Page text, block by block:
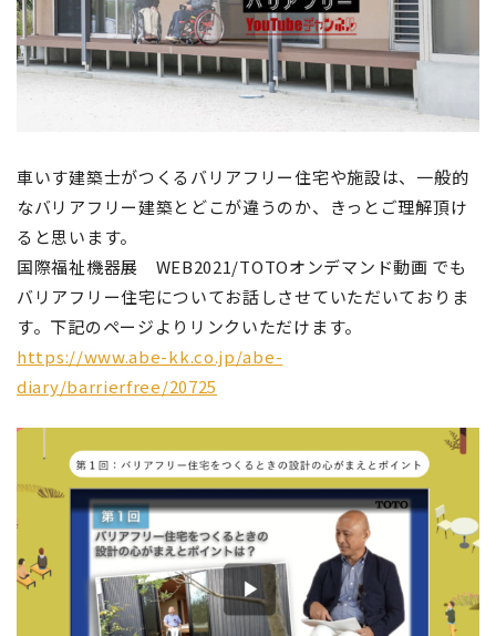
車いす建築士がつくるバリアフリー住宅や施設は、一般的
なバリアフリー建築とどこが違うのか、きっとご理解頂け
ると思います。
国際福祉機器展 WEB2021/TOTOオンデマンド動画 でも
バリアフリー住宅についてお話しさせていただいておりま
す。下記のページよりリンクいただけます。
https://www.abe-kk.co.jp/abe-
diary/barrierfree/20725